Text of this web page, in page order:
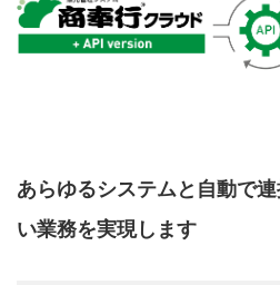
あらゆるシステムと自動で
い業務を実現します